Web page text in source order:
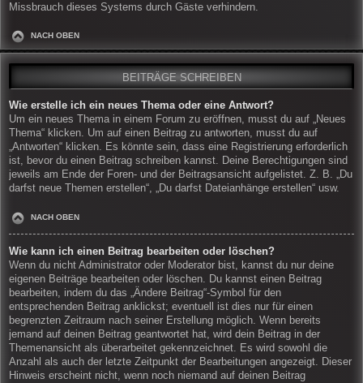
Missbrauch dieses Systems durch Gäste verhindern.
NACH OBEN
BEITRÄGE SCHREIBEN
Wie erstelle ich ein neues Thema oder eine Antwort?
Um ein neues Thema in einem Forum zu eröffnen, musst du auf „Neues
Thema“ klicken. Um auf einen Beitrag zu antworten, musst du auf
„Antworten“ klicken. Es könnte sein, dass eine Registrierung erforderlich
ist, bevor du einen Beitrag schreiben kannst. Deine Berechtigungen sind
jeweils am Ende der Foren- und der Beitragsansicht aufgelistet. Z. B. „Du
darfst neue Themen erstellen“, „Du darfst Dateianhänge erstellen“ usw.
NACH OBEN
Wie kann ich einen Beitrag bearbeiten oder löschen?
Wenn du nicht Administrator oder Moderator bist, kannst du nur deine
eigenen Beiträge bearbeiten oder löschen. Du kannst einen Beitrag
bearbeiten, indem du das „Ändere Beitrag“-Symbol für den
entsprechenden Beitrag anklickst; eventuell ist dies nur für einen
begrenzten Zeitraum nach seiner Erstellung möglich. Wenn bereits
jemand auf deinen Beitrag geantwortet hat, wird dein Beitrag in der
Themenansicht als überarbeitet gekennzeichnet. Es wird sowohl die
Anzahl als auch der letzte Zeitpunkt der Bearbeitungen angezeigt. Dieser
Hinweis erscheint nicht, wenn noch niemand auf deinen Beitrag